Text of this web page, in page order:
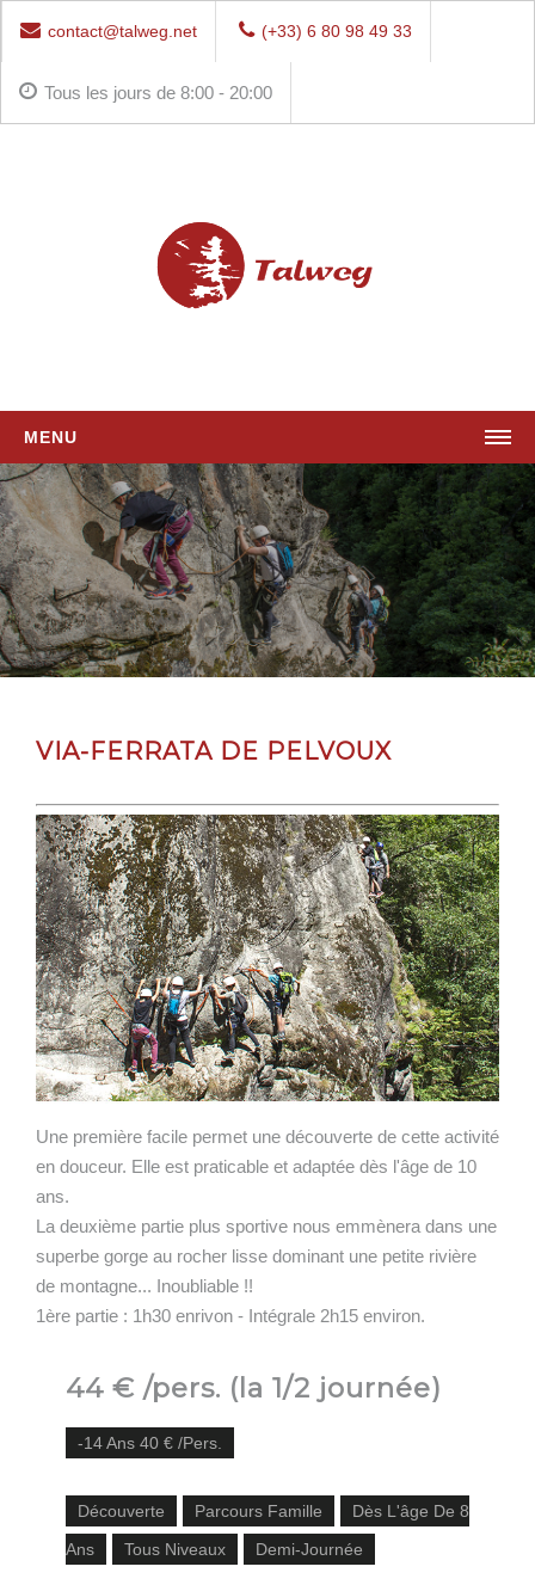
contact@talweg.net (+33) 6 80 98 49 33
Tous les jours de 8:00 - 20:00
MENU
ACCUEIL
CANYONING
Canyon Découverte
Canyon Sportif
VIA FERRATA
ESCALADE
EAU VIVE
SEMINAIRES & COLLECTIVITÉS
A PROPOS
CONTACT
VIA-FERRATA DE PELVOUX
Une première facile permet une découverte de cette activité
en douceur. Elle est praticable et adaptée dès l'âge de 10
ans.
La deuxième partie plus sportive nous emmènera dans une
superbe gorge au rocher lisse dominant une petite rivière
de montagne... Inoubliable !!
1ère partie : 1h30 enrivon - Intégrale 2h15 environ.
44 € /pers. (la 1/2 journée)
-14 Ans 40 € /pers.
Découverte Parcours Famille
Dès L'âge De 8
Ans
Tous Niveaux Demi-Journée